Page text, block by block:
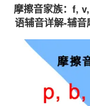
布
于
摩擦音家族：f,
语辅音详解-辅音